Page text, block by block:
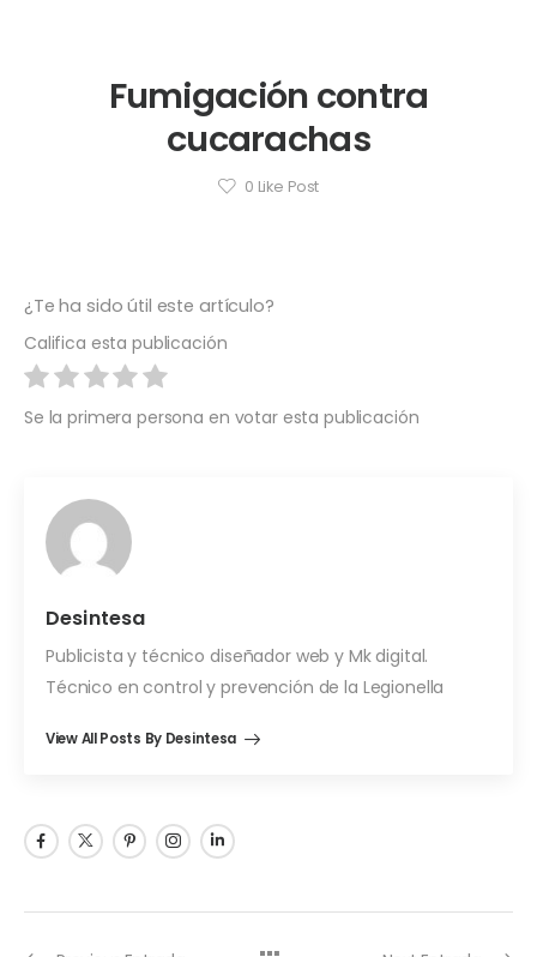
Fumigación contra
cucarachas
0 Like Post
¿Te ha sido útil este artículo?
Califica esta publicación
Se la primera persona en votar esta publicación
Desintesa
Publicista y técnico diseñador web y Mk digital.
Técnico en control y prevención de la Legionella
View All Posts By Desintesa